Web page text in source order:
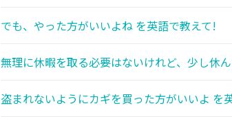
でも、やった方がいいよね を英語で教えて!
無理に休暇を取る必要はないけれど、少し休
盗まれないようにカギを買った方がいいよ を